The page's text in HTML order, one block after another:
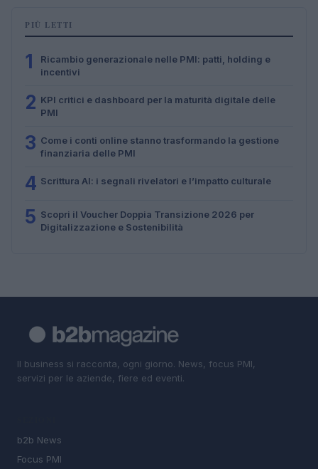
PIÙ LETTI
1
Ricambio generazionale nelle PMI: patti, holding e
incentivi
2 KPI critici e dashboard per la maturità digitale delle
PMI
3 Come i conti online stanno trasformando la gestione
finanziaria delle PMI
4 Scrittura AI: i segnali rivelatori e l’impatto culturale
5 Scopri il Voucher Doppia Transizione 2026 per
Digitalizzazione e Sostenibilità
Il business si racconta, ogni giorno. News, focus PMI,
servizi per le aziende, fiere ed eventi.
b2b News
Focus PMI